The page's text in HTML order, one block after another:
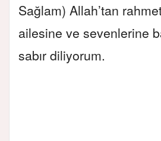
Sağlam) Allah’tan
ailesine ve sevenlerine
sabır diliyorum.